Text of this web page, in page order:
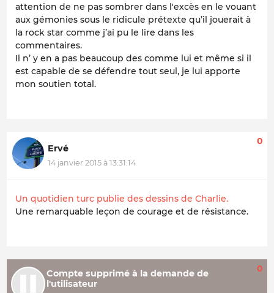
attention de ne pas sombrer dans l'excès en le vouant
aux gémonies sous le ridicule prétexte qu’il jouerait à
la rock star comme j’ai pu le lire dans les
commentaires.
Il n’ y en a pas beaucoup des comme lui et même si il
est capable de se défendre tout seul, je lui apporte
mon soutien total.
Ervé
14 janvier 2015 à 13:31:14
0
Un quotidien turc publie des dessins de Charlie.
Une remarquable leçon de courage et de résistance.
Compte supprimé à la demande de
l'utilisateur
0